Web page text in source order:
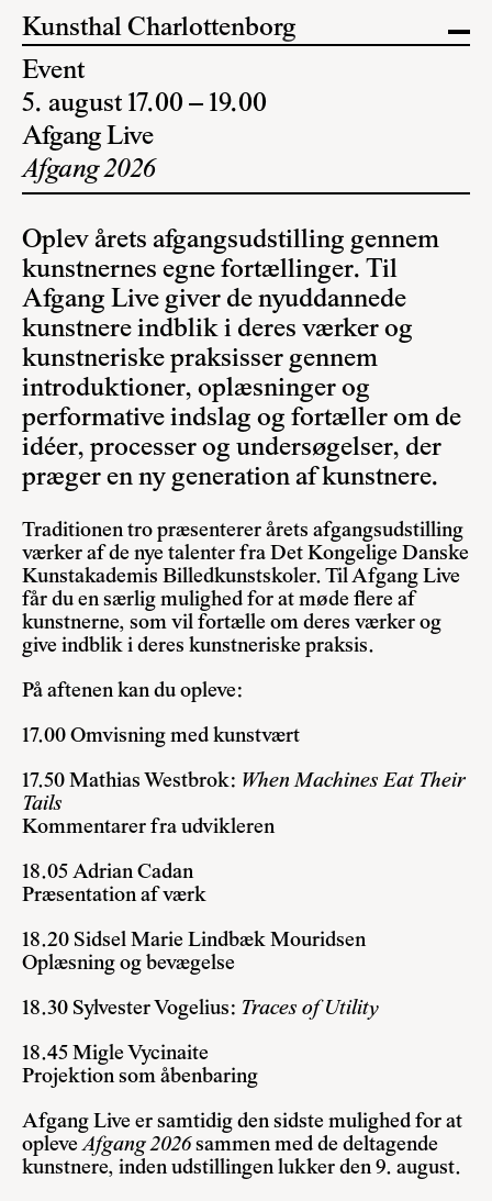
Kunsthal Charlottenborg
Event
5. august 17.00 – 19.00
Afgang Live
Afgang 2026
Oplev årets afgangsudstilling gennem
kunstnernes egne fortællinger. Til
Afgang Live giver de nyuddannede
kunstnere indblik i deres værker og
kunstneriske praksisser gennem
introduktioner, oplæsninger og
performative indslag og fortæller om de
idéer, processer og undersøgelser, der
præger en ny generation af kunstnere.
Traditionen tro præsenterer årets afgangsudstilling
værker af de nye talenter fra Det Kongelige Danske
Kunstakademis Billedkunstskoler. Til Afgang Live
får du en særlig mulighed for at møde flere af
kunstnerne, som vil fortælle om deres værker og
give indblik i deres kunstneriske praksis.
På aftenen kan du opleve:
17.00 Omvisning med kunstvært
17.50 Mathias Westbrok: When Machines Eat Their
Tails
Kommentarer fra udvikleren
18.05 Adrian Cadan
Præsentation af værk
18.20 Sidsel Marie Lindbæk Mouridsen
Oplæsning og bevægelse
18.30 Sylvester Vogelius: Traces of Utility
18.45 Migle Vycinaite
Projektion som åbenbaring
Afgang Live er samtidig den sidste mulighed for at
opleveAfgang 2026 sammen med de deltagende
kunstnere, inden udstillingen lukker den 9. august.